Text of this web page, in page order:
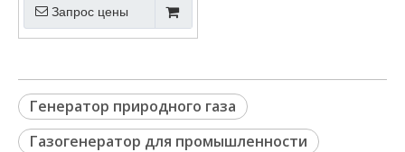
генератор биогаза
для коммерческой /
Запрос цены
Генератор природного газа
Газогенератор для промышленности